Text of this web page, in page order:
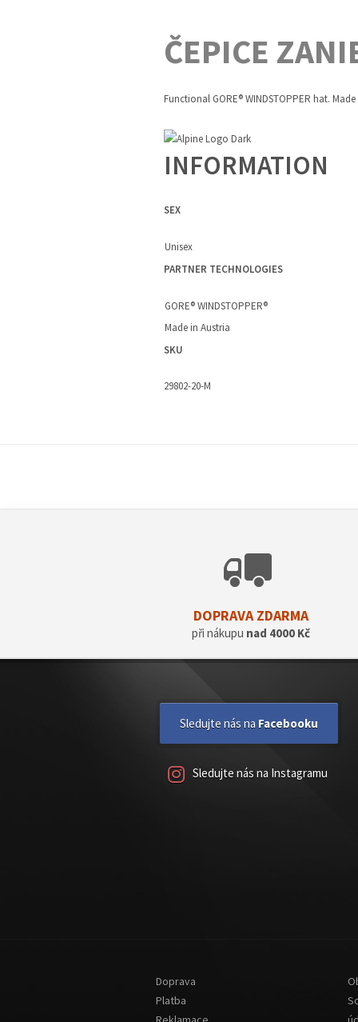
ČEPICE
Functional GORE® WINDSTOPPER hat.
INFORMATION
SEX
Unisex
PARTNER TECHNOLOGIES
GORE® WINDSTOPPER®
Made in Austria
SKU
29802-20-M
DOPRAVA ZDARMA
při nákupu nad 4000 Kč
Sledujte nás na Facebooku
Sledujte nás na Instagramu
Doprava
Platba